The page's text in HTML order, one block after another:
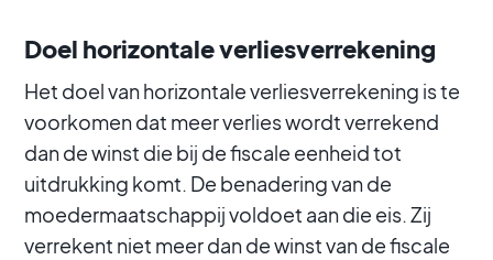
Doel horizontale verliesverrekening
Het doel van horizontale verliesverrekening is te
voorkomen dat meer verlies wordt verrekend
dan de winst die bij de fiscale eenheid tot
uitdrukking komt. De benadering van de
moedermaatschappij voldoet aan die eis. Zij
verrekent niet meer dan de winst van de fiscale